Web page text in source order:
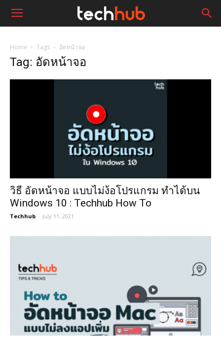
Home Tags อัดหน้าจอ
Tag: อัดหน้าจอ
วิธี อัดหน้าจอ แบบไม่ง้อโปรแกรม ทำได้บน
Windows 10 : Techhub How To
Techhub - July 11, 2021